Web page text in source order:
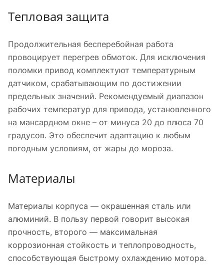
Тепловая защита
Продолжительная бесперебойная работа
провоцирует перегрев обмоток. Для исключения
поломки привод комплектуют температурным
датчиком, срабатывающим по достижении
предельных значений. Рекомендуемый диапазон
рабочих температур для привода, установленного
на мансардном окне – от минуса 20 до плюса 70
градусов. Это обеспечит адаптацию к любым
погодным условиям, от жары до мороза.
Материалы
Материалы корпуса — окрашенная сталь или
алюминий. В пользу первой говорит высокая
прочность, второго — максимальная
коррозионная стойкость и теплопроводность,
способствующая быстрому охлаждению мотора.